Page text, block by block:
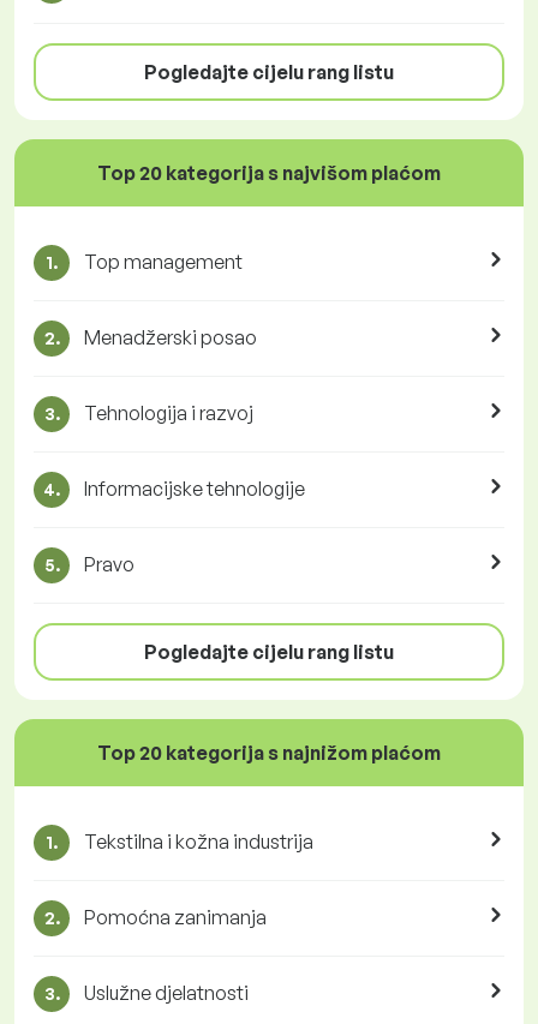
Pogledajte cijelu rang listu
Top 20 kategorija s najvišom plaćom
1. Top management
2. Menadžerski posao
3. Tehnologija i razvoj
4. Informacijske tehnologije
5. Pravo
Pogledajte cijelu rang listu
Top 20 kategorija s najnižom plaćom
1. Tekstilna i kožna industrija
2. Pomoćna zanimanja
3. Uslužne djelatnosti